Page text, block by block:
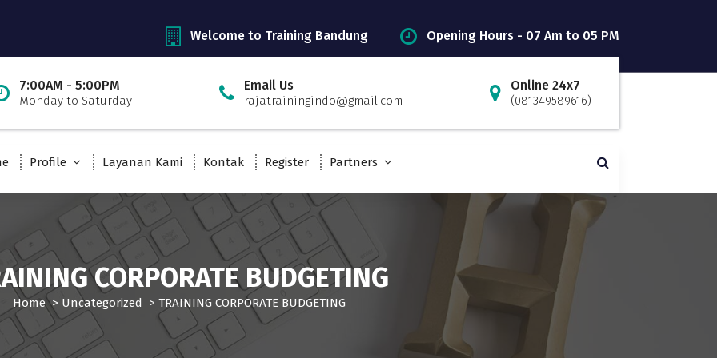
Welcome to Training Bandung Opening Hours - 07 Am to 05 PM
7:00AM - 5:00PM
Monday to Saturday
Email Us
rajatrainingindo@gmail.com
Online 24x7
(081349589616)
Profile Layanan Kami Kontak Register Partners
CORPORATE BUDGETING
Home> Uncategorized > TRAINING CORPORATE BUDGETING